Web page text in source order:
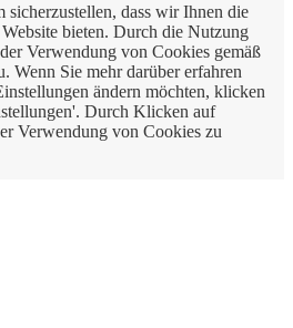
dass wir Ihnen die
bieten. Durch die Nutzung
Verwendung von Cookies gemäß
Wenn Sie mehr darüber erfahren
ändern möchten, klicken
Durch Klicken auf
Verwendung von Cookies zu